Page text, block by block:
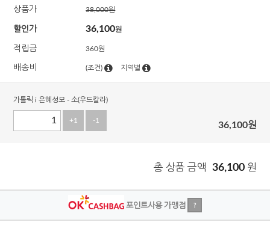
상품가 38,000원
할인가 36,100원
적립금 360원
배송비 (조건) 지역별
가톨릭 i 은혜성모 - 소(우드칼라)
+1 -1 36,100원
총 상품 금액 36,100 원
포인트사용 가맹점 ?